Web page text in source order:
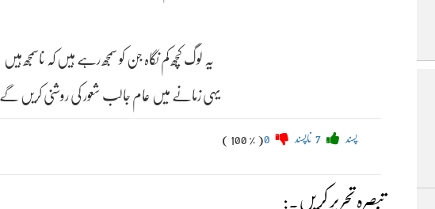
یہی زمانے میں عام جالب شعور کی روشنی کریں گے
پسند ناپسند ( 100 % )
تبصرہ تحریر کریں۔: